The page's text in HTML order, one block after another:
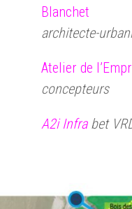
Blanchet
architecte-
Atelier de
concepteurs
A2i Infrabet